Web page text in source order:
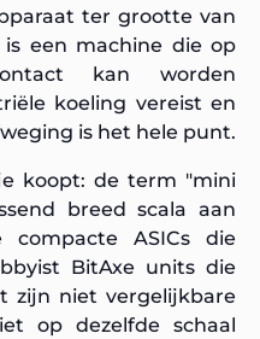
ter grootte van
een machine die op
kan worden
koeling vereist en
is het hele punt.
koopt: de term "mini
breed scala aan
compacte ASICs die
BitAxe units die
zijn niet vergelijkbare
op dezelfde schaal